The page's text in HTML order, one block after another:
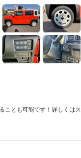
ことも可能です！詳しくはス